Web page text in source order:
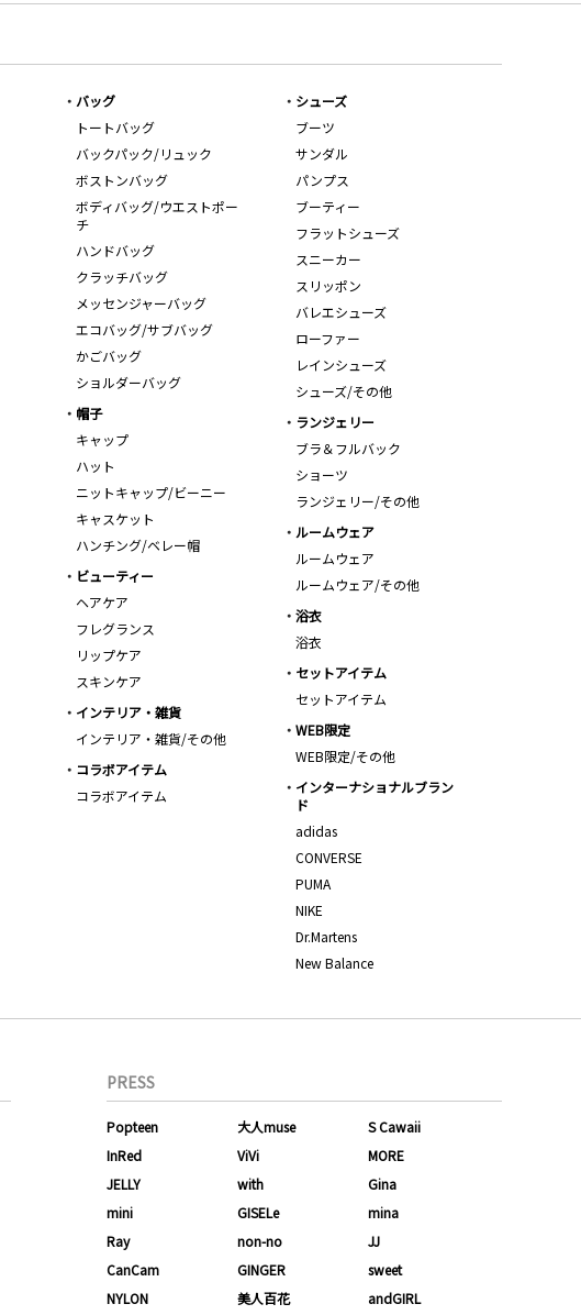
バッグ
トートバッグ
バックパック/リュック
ボストンバッグ
ボディバッグ/ウエストポー
チ
ハンドバッグ
クラッチバッグ
メッセンジャーバッグ
エコバッグ/サブバッグ
かごバッグ
ショルダーバッグ
シューズ
ブーツ
サンダル
パンプス
ブーティー
フラットシューズ
スニーカー
スリッポン
バレエシューズ
ローファー
レインシューズ
シューズ/その他
帽子
キャップ
ハット
ニットキャップ/ビーニー
キャスケット
ハンチング/ベレー帽
ランジェリー
ブラ＆フルバック
ショーツ
ランジェリー/その他
ルームウェア
ルームウェア
ルームウェア/その他
ビューティー
ヘアケア
フレグランス
リップケア
スキンケア
浴衣
浴衣
セットアイテム
セットアイテム
インテリア・雑貨
インテリア・雑貨/その他
WEB限定
WEB限定/その他
コラボアイテム
コラボアイテム
インターナショナルブラン
ド
adidas
CONVERSE
PUMA
NIKE
Dr.Martens
New Balance
PRESS
Popteen 大人muse
S Cawaii
InRed
ViVi
MORE
JELLY
with
Gina
mini
GISELe
mina
Ray
non-no
JJ
CanCam
GINGER
sweet
NYLON
美人百花 andGIRL